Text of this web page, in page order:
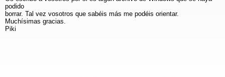
podido
borrar. Tal vez vosotros que sabéis más me podéis orientar.
Muchísimas gracias.
Piki